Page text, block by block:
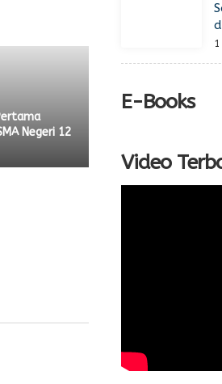
Negeri 12
E-Books
Video